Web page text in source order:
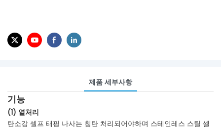
제품 세부사항
기능
(1) 열처리
탄소강 셀프 태핑 나사는 침탄 처리되어야하며 스테인레스 스틸 셀